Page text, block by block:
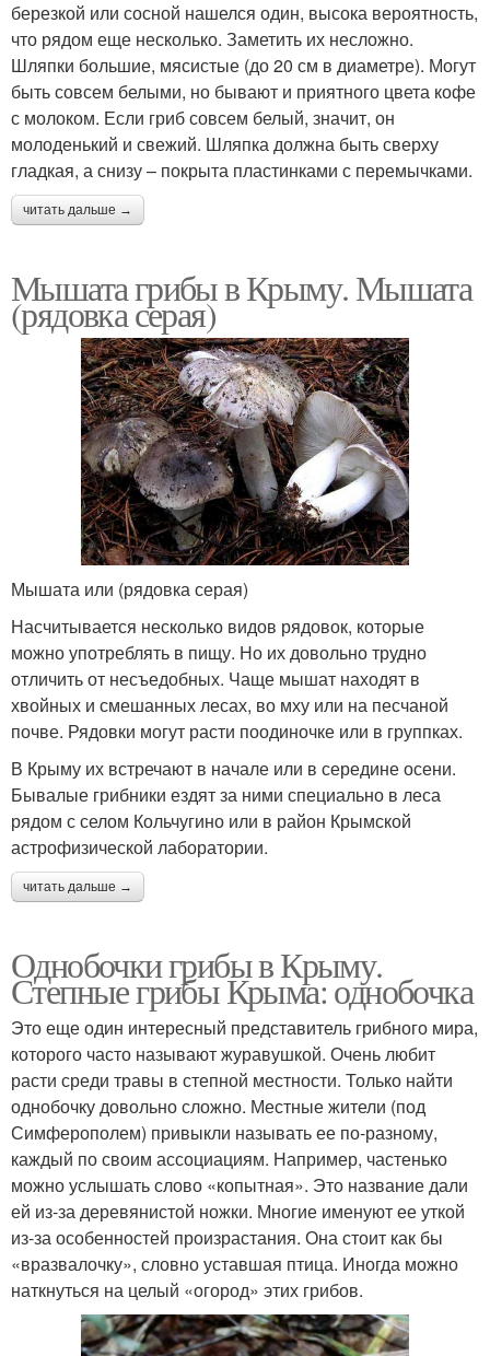
березкой или сосной нашелся один, высока вероятность,
что рядом еще несколько. Заметить их несложно.
Шляпки большие, мясистые (до 20 см в диаметре). Могут
быть совсем белыми, но бывают и приятного цвета кофе
с молоком. Если гриб совсем белый, значит, он
молоденький и свежий. Шляпка должна быть сверху
гладкая, а снизу – покрыта пластинками с перемычками.
читать дальше →
Мышата грибы в Крыму. Мышата
(рядовка серая)
Мышата или (рядовка серая)
Насчитывается несколько видов рядовок, которые
можно употреблять в пищу. Но их довольно трудно
отличить от несъедобных. Чаще мышат находят в
хвойных и смешанных лесах, во мху или на песчаной
почве. Рядовки могут расти поодиночке или в группках.
В Крыму их встречают в начале или в середине осени.
Бывалые грибники ездят за ними специально в леса
рядом с селом Кольчугино или в район Крымской
астрофизической лаборатории.
читать дальше →
Однобочки грибы в Крыму.
Степные грибы Крыма: однобочка
Это еще один интересный представитель грибного мира,
которого часто называют журавушкой. Очень любит
расти среди травы в степной местности. Только найти
однобочку довольно сложно. Местные жители (под
Симферополем) привыкли называть ее по-разному,
каждый по своим ассоциациям. Например, частенько
можно услышать слово «копытная». Это название дали
ей из-за деревянистой ножки. Многие именуют ее уткой
из-за особенностей произрастания. Она стоит как бы
«вразвалочку», словно уставшая птица. Иногда можно
наткнуться на целый «огород» этих грибов.